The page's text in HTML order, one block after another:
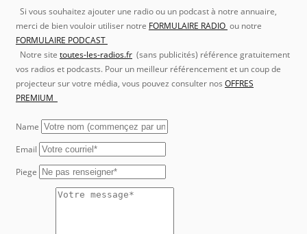
Si vous souhaitez ajouter une radio ou un podcast à notre annuaire,
merci de bien vouloir utiliser notre FORMULAIRE RADIO ou notre
FORMULAIRE PODCAST
Notre site toutes-les-radios.fr (sans publicités) référence gratuitement
vos radios et podcasts. Pour un meilleur référencement et un coup de
projecteur sur votre média, vous pouvez consulter nos OFFRES
PREMIUM
Name
Email
Piege